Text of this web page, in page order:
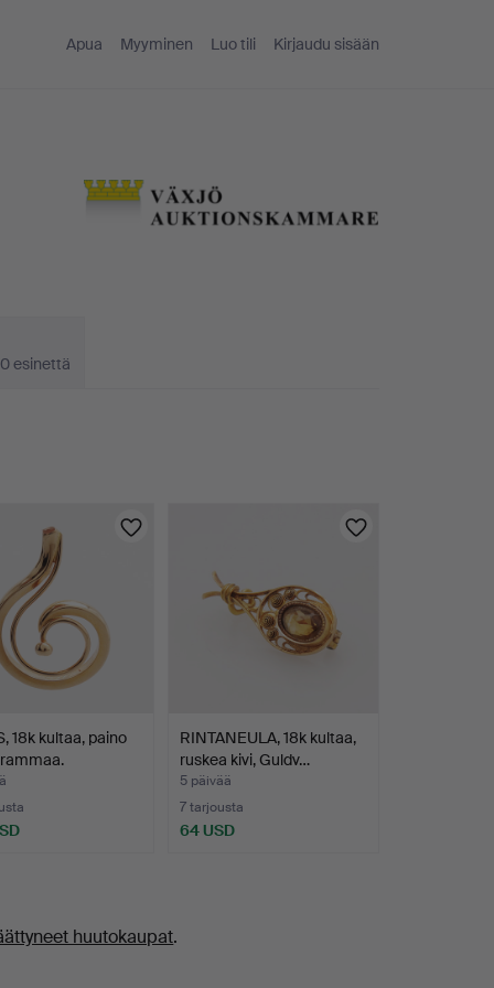
Apua Myyminen Luo tili Kirjaudu sisään
esinettä
18k kultaa, paino
RINTANEULA, 18k kultaa,
ruskea kivi, Guldv…
5 päivää
7 tarjousta
64 USD
huutokaupat.